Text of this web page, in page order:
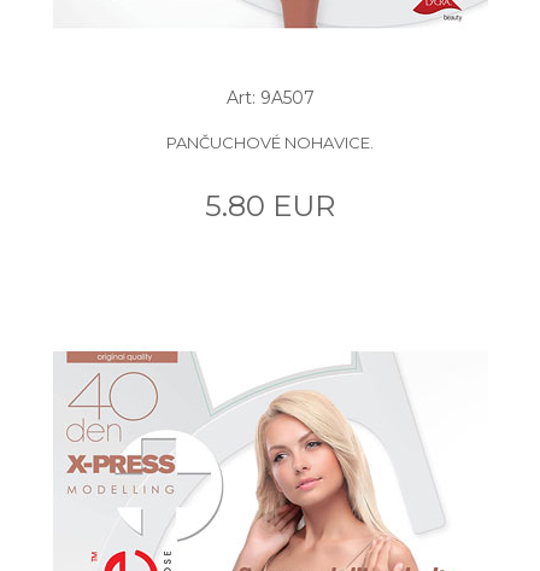
Art: 9A507
PANČUCHOVÉ NOHAVICE.
5.80 EUR